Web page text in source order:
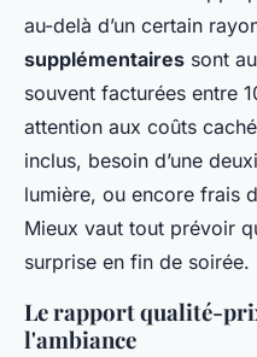
au-delà d’un certain
supplémentaires sont
souvent facturées entre
attention aux coûts
inclus, besoin d’une
lumière, ou encore frais
Mieux vaut tout prévoir
surprise en fin de soirée.
Le rapport qualité-
l'ambiance